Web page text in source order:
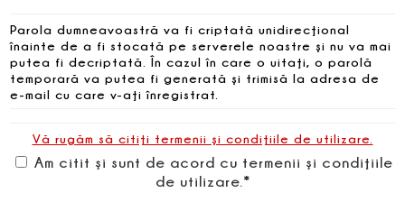
Parola dumneavoastră va fi criptată unidirecţional
înainte de a fi stocată pe serverele noastre şi nu va mai
putea fi decriptată. În cazul în care o uitaţi, o parolă
temporară va putea fi generată şi trimisă la adresa de
e-mail cu care v-aţi înregistrat.
Vă rugăm să citiţi termenii şi condiţiile de utilizare.
Am citit şi sunt de acord cu termenii şi condiţiile
de utilizare.*